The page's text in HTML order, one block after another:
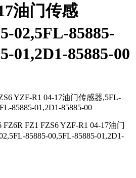
油门传感
02,5FL-85885-
01,2D1-85885-00
YZF-R1 04-17油门传感器,5FL-
85885-01,2D1-85885-00
FZ6R FZ1 FZS6 YZF-R1 04-17油门
85885-00,5FL-85885-01,2D1-